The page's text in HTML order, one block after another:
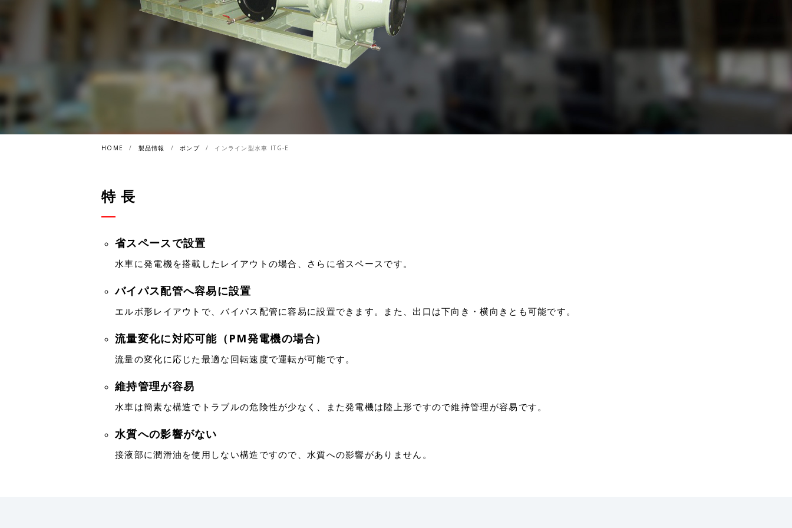
HOME 製品情報 ポンプ インライン型水車 ITG-E
特 長
省スペースで設置
水車に発電機を搭載したレイアウトの場合、さらに省スペースです。
バイパス配管へ容易に設置
エルボ形レイアウトで、バイパス配管に容易に設置できます。また、出口は下向き・横向きとも可能です。
流量変化に対応可能（PM発電機の場合）
流量の変化に応じた最適な回転速度で運転が可能です。
維持管理が容易
水車は簡素な構造でトラブルの危険性が少なく、また発電機は陸上形ですので維持管理が容易です。
水質への影響がない
接液部に潤滑油を使用しない構造ですので、水質への影響がありません。